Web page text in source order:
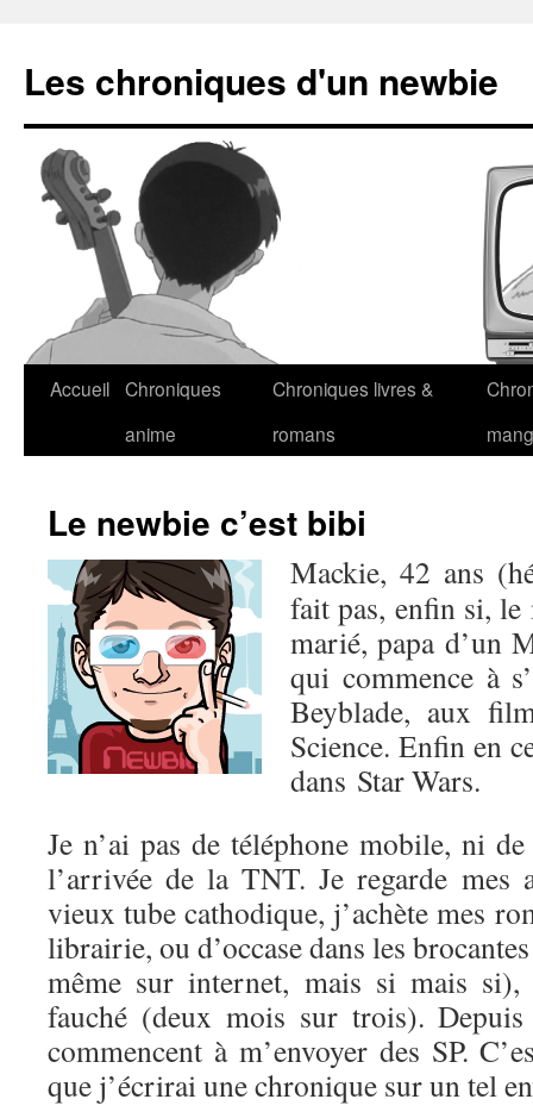
Les chroniques d'un newbie
Accueil Chroniques
anime
Chroniques livres &
romans
Le newbie c’est bibi
Mackie, 42 ans
fait pas, enfin si, le
marié, papa d’un
qui commence à
Beyblade, aux
Science. Enfin en
dans Star Wars.
Je n’ai pas de téléphone mobile, ni
l’arrivée de la TNT. Je regarde
vieux tube cathodique, j’achète mes
librairie, ou d’occase dans les
même sur internet, mais si mais
fauché (deux mois sur trois).
commencent à m’envoyer des SP.
que j’écrirai une chronique sur un tel